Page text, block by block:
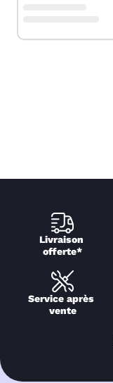
Livraison
offerte*
Service après
vente